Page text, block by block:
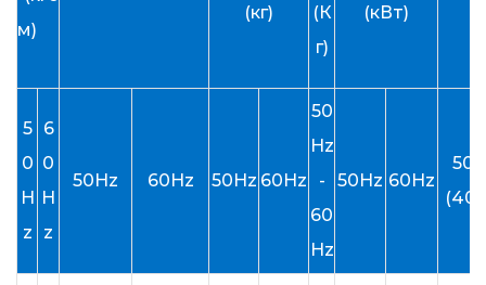
м)
(кг)
(К
г)
(кВт)
5
0
H
z
6
0
H
z
50Hz 60Hz 50Hz 60Hz
50
Hz
-
60
Hz
50Hz 60Hz